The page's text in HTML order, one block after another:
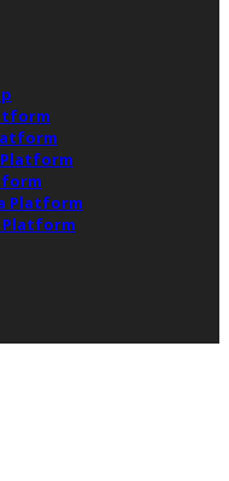
Platform
Platform